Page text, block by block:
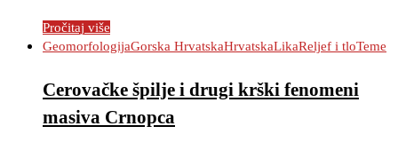
Pročitaj više
GeomorfologijaGorska HrvatskaHrvatskaLikaReljef i tloTeme
Cerovačke špilje i drugi krški fenomeni
masiva Crnopca